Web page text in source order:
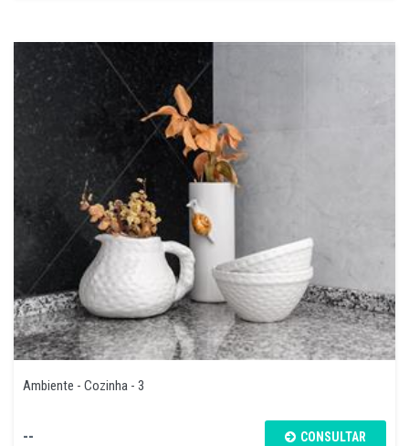
Ambiente - Cozinha - 3
-- CONSULTAR